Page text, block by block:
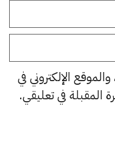
الإلكتروني في
المقبلة في تعليقي.